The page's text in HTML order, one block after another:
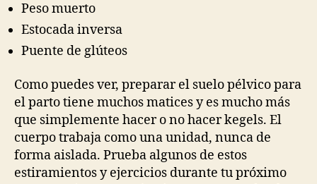
Peso muerto
Estocada inversa
Puente de glúteos
Como puedes ver, preparar el suelo pélvico para
el parto tiene muchos matices y es mucho más
que simplemente hacer o no hacer kegels. El
cuerpo trabaja como una unidad, nunca de
forma aislada. Prueba algunos de estos
estiramientos y ejercicios durante tu próximo